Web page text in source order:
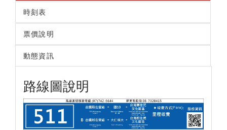
時刻表
票價說明
動態資訊
路線圖說明